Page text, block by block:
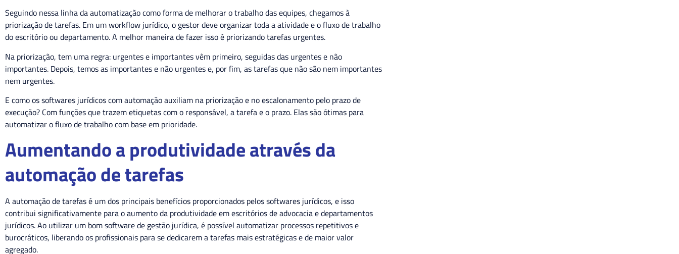
Seguindo nessa linha da automatização como forma de melhorar o trabalho das equipes, chegamos à
priorização de tarefas. Em um workflow jurídico, o gestor deve organizar toda a atividade e o fluxo de trabalho
do escritório ou departamento. A melhor maneira de fazer isso é priorizando tarefas urgentes.
Na priorização, tem uma regra: urgentes e importantes vêm primeiro, seguidas das urgentes e não
importantes. Depois, temos as importantes e não urgentes e, por fim, as tarefas que não são nem importantes
nem urgentes.
E como os softwares jurídicos com automação auxiliam na priorização e no escalonamento pelo prazo de
execução? Com funções que trazem etiquetas com o responsável, a tarefa e o prazo. Elas são ótimas para
automatizar o fluxo de trabalho com base em prioridade.
Aumentando a produtividade através da
automação de tarefas
A automação de tarefas é um dos principais benefícios proporcionados pelos softwares jurídicos, e isso
contribui significativamente para o aumento da produtividade em escritórios de advocacia e departamentos
jurídicos. Ao utilizar um bom software de gestão jurídica, é possível automatizar processos repetitivos e
burocráticos, liberando os profissionais para se dedicarem a tarefas mais estratégicas e de maior valor
agregado.